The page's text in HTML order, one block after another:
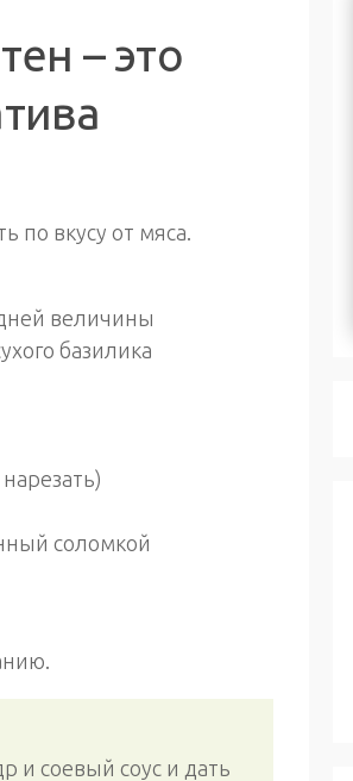
– это
по вкусу от мяса.
величины
базилика
соломкой
и соевый соус и дать